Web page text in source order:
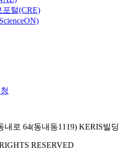
털(CRE)
내로 64(동내동1119) KERIS빌딩
RESERVED